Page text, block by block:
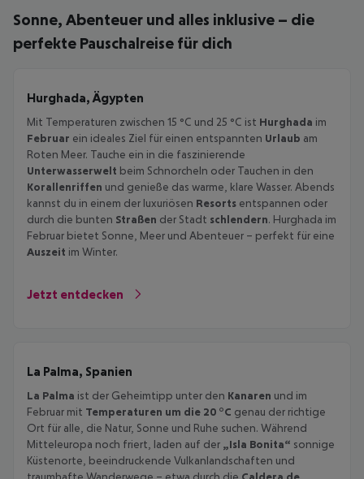
Sonne, Abenteuer und alles inklusive – die
perfekte Pauschalreise für dich
Hurghada, Ägypten
Mit Temperaturen zwischen 15 °C und 25 °C ist Hurghada im
Februar ein ideales Ziel für einen entspannten Urlaub am
Roten Meer. Tauche ein in die faszinierende
Unterwasserwelt beim Schnorcheln oder Tauchen in den
Korallenriffen und genieße das warme, klare Wasser. Abends
kannst du in einem der luxuriösen Resorts entspannen oder
durch die bunten Straßen der Stadt schlendern. Hurghada im
Februar bietet Sonne, Meer und Abenteuer – perfekt für eine
Auszeit im Winter.
Jetzt entdecken
La Palma, Spanien
La Palma ist der Geheimtipp unter den Kanaren und im
Februar mit Temperaturen um die 20 °C genau der richtige
Ort für alle, die Natur, Sonne und Ruhe suchen. Während
Mitteleuropa noch friert, laden auf der „Isla Bonita“ sonnige
Küstenorte, beeindruckende Vulkanlandschaften und